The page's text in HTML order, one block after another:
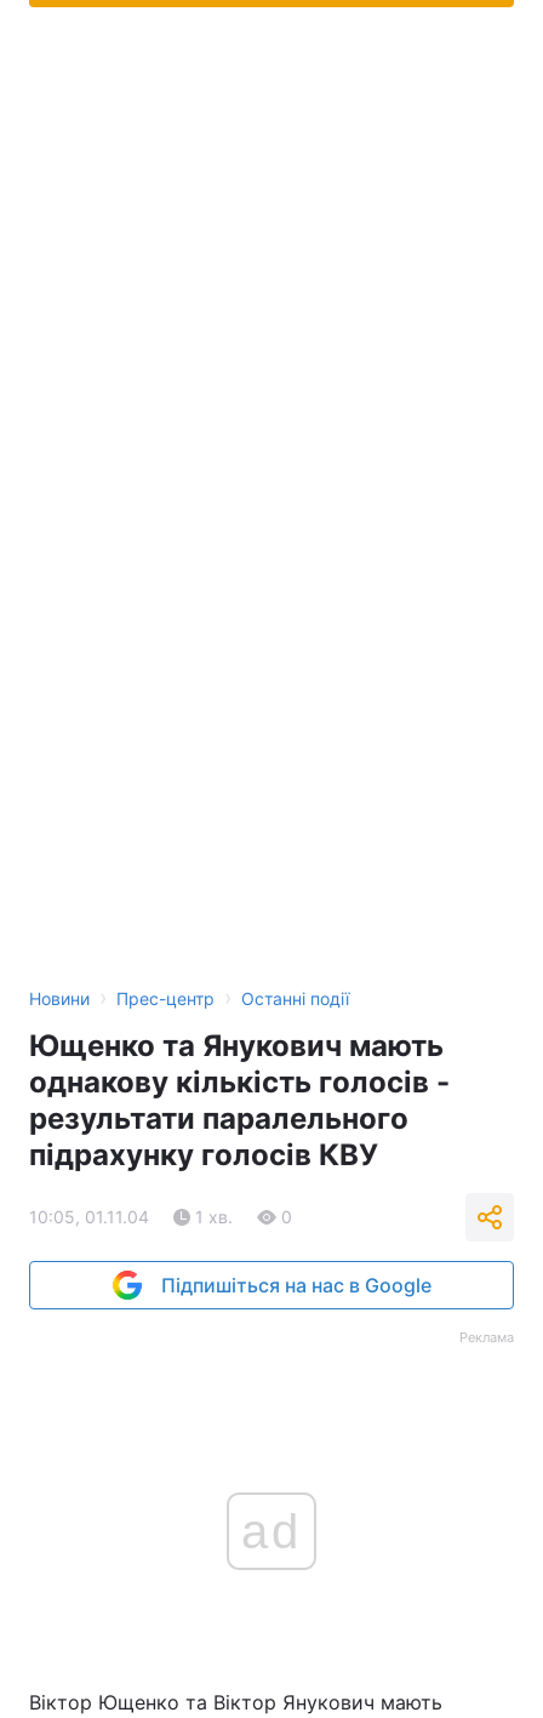
Новини › Прес-центр › Останні події
Ющенко та Янукович мають
однакову кількість голосів -
результати паралельного
підрахунку голосів КВУ
10:05, 01.11.04 1 хв. 0
Підпишіться на нас в Google
Реклама
ad
Віктор Ющенко та Віктор Янукович мають